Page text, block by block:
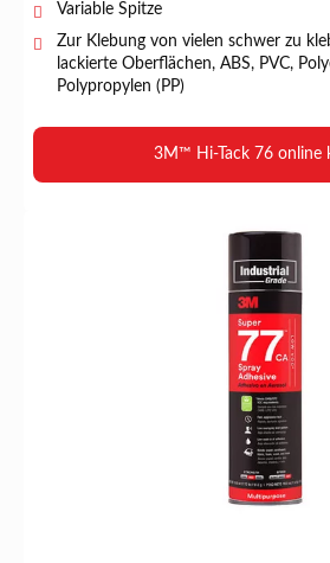
Variable Spitze
Zur Klebung von vielen schwer zu
lackierte Oberflächen, ABS, PVC,
Polypropylen (PP)
3M™ Hi-Tack 76 online